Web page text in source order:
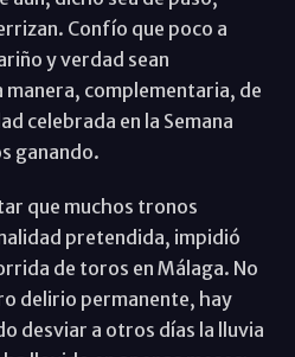
Confío que poco a
y verdad sean
manera, complementaria, de
celebrada en la Semana
ganando.
que muchos tronos
pretendida, impidió
de toros en Málaga. No
delirio permanente, hay
desviar a otros días la lluvia